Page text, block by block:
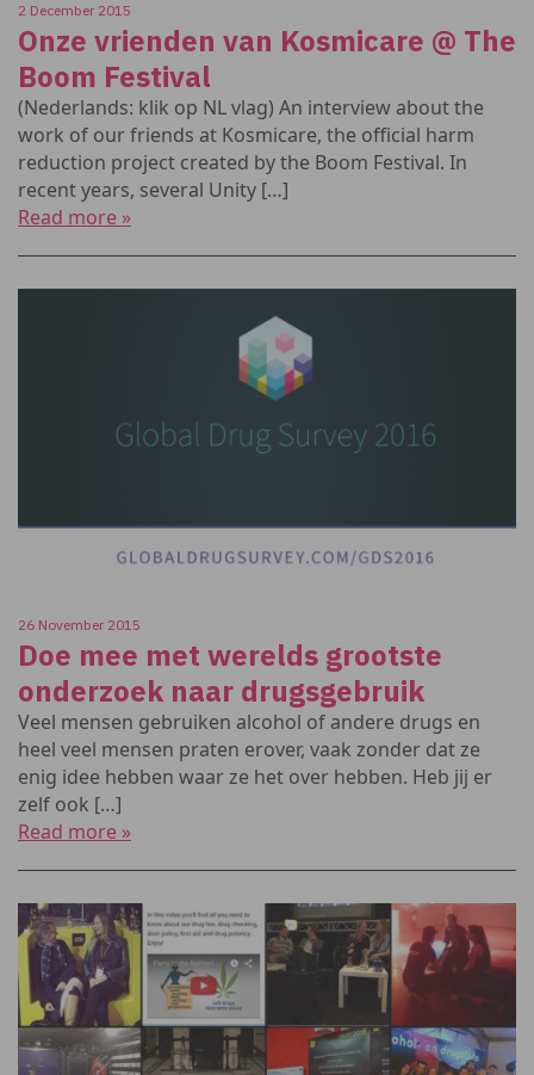
2 December 2015
Onze vrienden van Kosmicare @ The
Boom Festival
(Nederlands: klik op NL vlag) An interview about the
work of our friends at Kosmicare, the official harm
reduction project created by the Boom Festival. In
recent years, several Unity […]
Read more »
26 November 2015
Doe mee met werelds grootste
onderzoek naar drugsgebruik
Veel mensen gebruiken alcohol of andere drugs en
heel veel mensen praten erover, vaak zonder dat ze
enig idee hebben waar ze het over hebben. Heb jij er
zelf ook […]
Read more »